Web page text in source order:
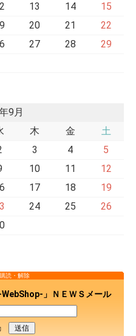
13 14
15
20 21
22
27 28
29
9月
木 金
土
3 4
5
10 11
12
17 18
19
24 25
26
読・解除
」ＮＥＷＳメール